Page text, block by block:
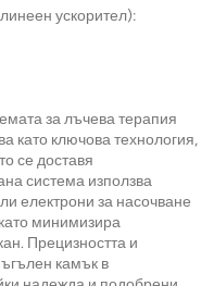
ускорител):
за лъчева терапия
като ключова технология,
се доставя
система използва
електрони за насочване
минимизира
Прецизността и
камък в